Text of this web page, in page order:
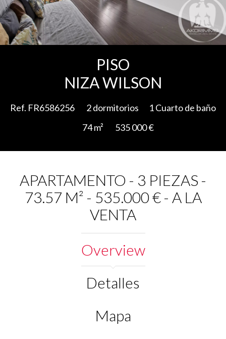
PISO
NIZA WILSON
Ref. FR6586256 2 dormitorios
1 Cuarto de baño
74 m²
535 000 €
APARTAMENTO - 3 PIEZAS -
73.57 M² - 535.000 € - A LA
VENTA
Overview
Detalles
Mapa